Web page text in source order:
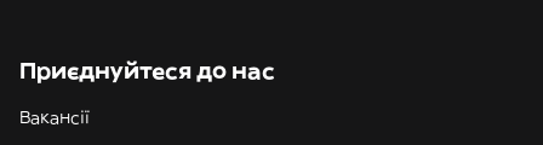
Приєднуйтеся до нас
Вакансії